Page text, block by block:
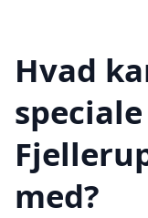
Hvad
med?